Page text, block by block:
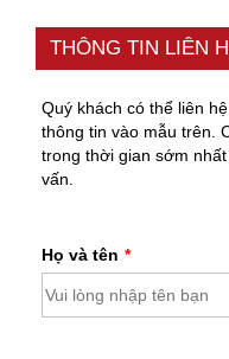
THÔNG TIN LIÊN
Quý khách có thể liên
thông tin vào mẫu trên.
trong thời gian sớm
vấn.
Họ và tên *